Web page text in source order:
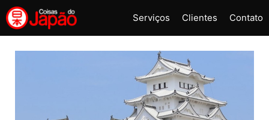
Pular
para
o
conteúdo
Serviços Clientes Contato